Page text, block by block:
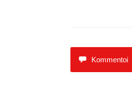
Kommentoi